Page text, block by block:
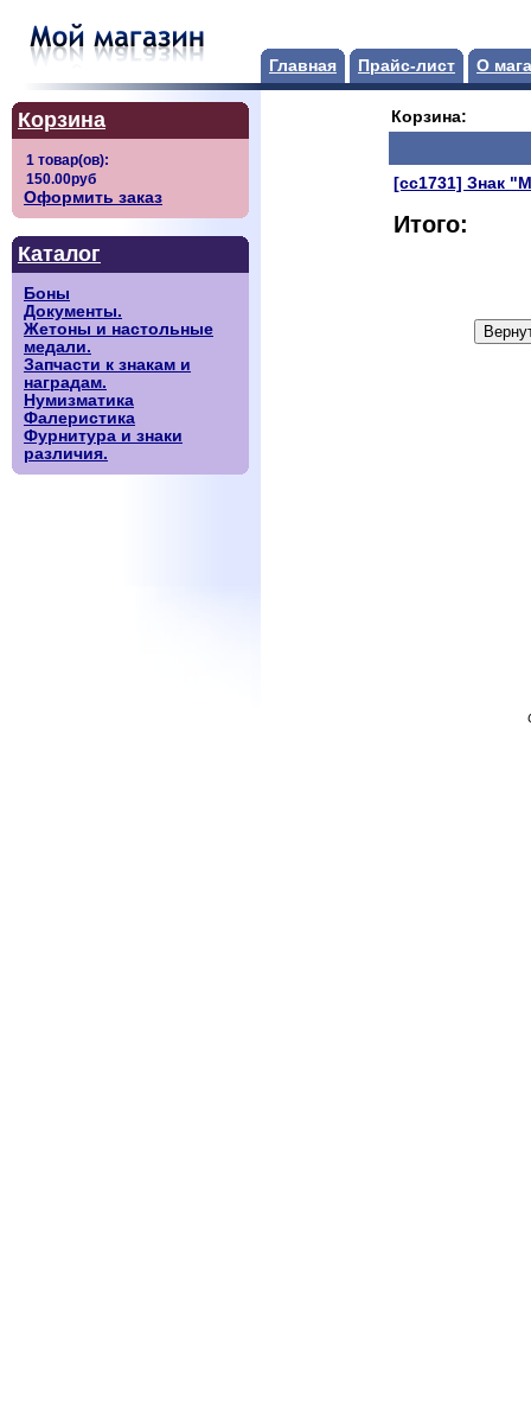
Главная Прайс-лист О
Корзина
Оформить заказ
Каталог
Боны
Документы.
Жетоны и настольные
медали.
Запчасти к знакам и
наградам.
Нумизматика
Фалеристика
Фурнитура и знаки
различия.
Корзина:
[сс1731] Знак
Итого: